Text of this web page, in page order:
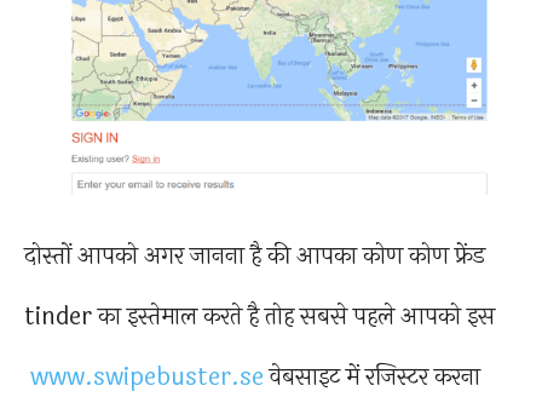
दोस्तों आपको अगर जानना है की आपका कोण कोण फ्रेंड
tinder का इस्तेमाल करते है तोह सबसे पहले आपको इस
www.swipebuster.seवेबसाइट में रजिस्टर करना